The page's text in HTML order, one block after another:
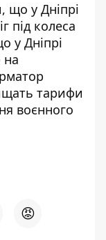
що у Дніпрі
під колеса
у Дніпрі
на
тарифи
воєнного
😡